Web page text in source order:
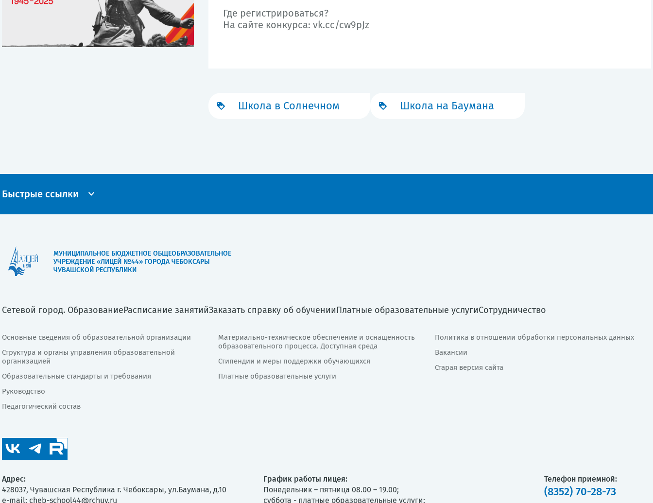
Где регистрироваться?
На сайте конкурса: vk.cc/cw9pJz
Школа в Солнечном Школа на Баумана
Быстрые ссылки
МУНИЦИПАЛЬНОЕ БЮДЖЕТНОЕ ОБЩЕОБРАЗОВАТЕЛЬНОЕ
УЧРЕЖДЕНИЕ «ЛИЦЕЙ №44» ГОРОДА ЧЕБОКСАРЫ
ЧУВАШСКОЙ РЕСПУБЛИКИ
Сетевой город. ОбразованиеРасписание занятийЗаказать справку об обученииПлатные образовательные услугиСотрудничество
Основные сведения об образовательной организации
Структура и органы управления образовательной
организацией
Образовательные стандарты и требования
Руководство
Педагогический состав
Материально-техническое обеспечение и оснащенность
образовательного процесса. Доступная среда
Стипендии и меры поддержки обучающихся
Платные образовательные услуги
Политика в отношении обработки персональных данных
Вакансии
Старая версия сайта
Адрес:
428037, Чувашская Республика г. Чебоксары, ул.Баумана, д.10
e-mail: cheb-school44@rchuv.ru
График работы лицея:
Понедельник – пятница 08.00 – 19.00;
суббота - платные образовательные услуги;
Телефон приемной:
(8352) 70-28-73